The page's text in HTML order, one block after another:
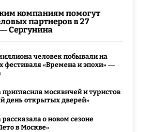
компаниям помогут
партнеров в 27
Сергунина
человек побывали на
фестиваля «Времена и эпохи» —
пригласила москвичей и туристов
день открытых дверей»
о новом сезоне
в Москве»